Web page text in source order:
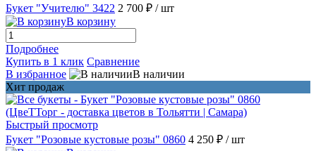
Букет "Учителю" 3422 2 700 ₽ / шт
В корзину
Подробнее
Купить в 1 клик Сравнение
В избранное
В наличии
Хит продаж
Быстрый просмотр
Букет "Розовые кустовые розы" 0860 4 250 ₽ / шт